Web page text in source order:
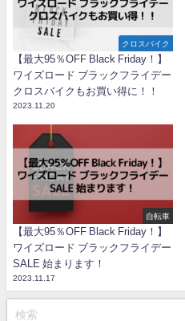
クロスバイク
【最大95％OFF Black Friday！】
ワイズロード ブラックフライデー
クロスバイクもお買い得に！！
2023.11.20
自転車
【最大95％OFF Black Friday！】
ワイズロード ブラックフライデー
SALE 始まります！
2023.11.17